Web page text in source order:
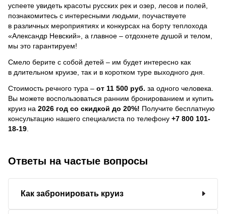
успеете увидеть красоты русских рек и озер, лесов и полей,
познакомитесь с интересными людьми, поучаствуете
в различных мероприятиях и конкурсах на борту теплохода
«Александр Невский», а главное – отдохнете душой и телом,
мы это гарантируем!
Смело берите с собой детей – им будет интересно как
в длительном круизе, так и в коротком туре выходного дня.
Стоимость речного тура – от 11 500 руб. за одного человека.
Вы можете воспользоваться ранним бронированием и купить
круиз на 2026 год со скидкой до 20%! Получите бесплатную
консультацию нашего специалиста по телефону +7 800 101-
18-19
Ответы на частые вопросы
Как забронировать круиз